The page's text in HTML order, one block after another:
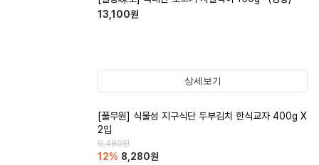
13,100원
상세보기
[풀무원] 식물성 지구식단 두부김치 한식교자 400g X
2입
9,480원
12% 8,280원